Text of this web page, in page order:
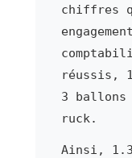
chiffres
réussis,
3 ballons
ruck.
Ainsi,